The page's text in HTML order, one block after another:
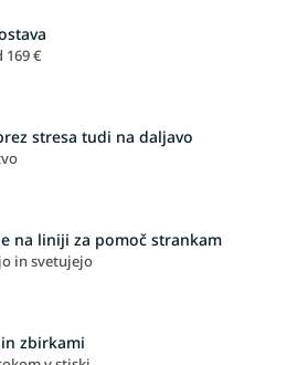
169 €
stresa tudi na daljavo
na liniji za pomoč strankam
in svetujejo
zbirkami